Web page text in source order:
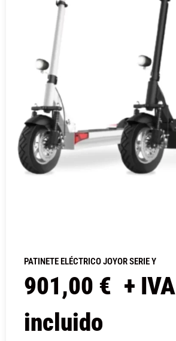
PATINETE ELÉCTRICO JOYOR SERIE Y
901,00 € + IVA
incluido